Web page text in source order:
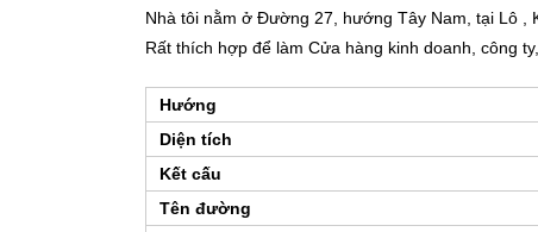
Nhà tôi nằm ở Đường 27, hướng Tây Nam, tại Lô
Rất thích hợp để làm Cửa hàng kinh doanh, công
Hướng
Diện tích
Kết cấu
Tên đường